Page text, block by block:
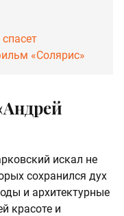
«Солярис»
искал не
сохранился дух
и архитектурные
красоте и